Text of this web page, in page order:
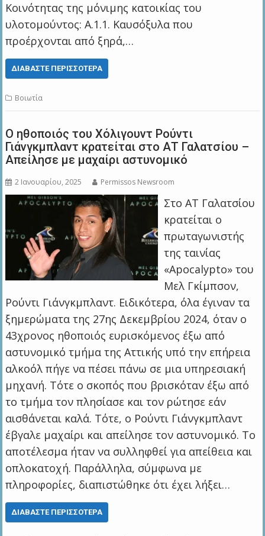
Κοινότητας της μόνιμης κατοικίας του
υλοτομούντος: Α.1.1. Καυσόξυλα που
προέρχονται από ξηρά,…
ΔΙΑΒΆΣΤΕ ΠΕΡΙΣΣΌΤΕΡΑ
Βοιωτία
Ο ηθοποιός του Χόλιγουντ Ρούντι
Γιάνγκμπλαντ κρατείται στο ΑΤ Γαλατσίου –
Απείλησε με μαχαίρι αστυνομικό
2 Ιανουαρίου, 2025 Permissos Newsroom
Στο ΑΤ Γαλατσίου
κρατείται ο
πρωταγωνιστής
της ταινίας
«Apocalypto» του
Μελ Γκίμπσον,
Ρούντι Γιάνγκμπλαντ. Ειδικότερα, όλα έγιναν τα
ξημερώματα της 27ης Δεκεμβρίου 2024, όταν ο
43χρονος ηθοποιός ευρισκόμενος έξω από
αστυνομικό τμήμα της Αττικής υπό την επήρεια
αλκοόλ πήγε να πέσει πάνω σε μια υπηρεσιακή
μηχανή. Τότε ο σκοπός που βρισκόταν έξω από
το τμήμα τον πλησίασε και τον ρώτησε εάν
αισθάνεται καλά. Τότε, ο Ρούντι Γιάνγκμπλαντ
έβγαλε μαχαίρι και απείλησε τον αστυνομικό. Το
αποτέλεσμα ήταν να συλληφθεί για απείθεια και
οπλοκατοχή. Παράλληλα, σύμφωνα με
πληροφορίες, διαπιστώθηκε ότι έχει λήξει…
ΔΙΑΒΆΣΤΕ ΠΕΡΙΣΣΌΤΕΡΑ